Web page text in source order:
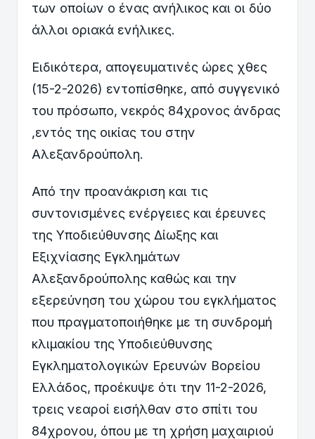
των οποίων ο ένας ανήλικος και οι δύο
άλλοι οριακά ενήλικες.
Ειδικότερα, απογευματινές ώρες χθες
(15-2-2026) εντοπίσθηκε, από συγγενικό
του πρόσωπο, νεκρός 84χρονος άνδρας
,εντός της οικίας του στην
Αλεξανδρούπολη.
Από την προανάκριση και τις
συντονισμένες ενέργειες και έρευνες
της Υποδιεύθυνσης Δίωξης και
Εξιχνίασης Εγκλημάτων
Αλεξανδρούπολης καθώς και την
εξερεύνηση του χώρου του εγκλήματος
που πραγματοποιήθηκε με τη συνδρομή
κλιμακίου της Υποδιεύθυνσης
Εγκληματολογικών Ερευνών Βορείου
Ελλάδος, προέκυψε ότι την 11-2-2026,
τρεις νεαροί εισήλθαν στο σπίτι του
84χρονου, όπου με τη χρήση μαχαιριού